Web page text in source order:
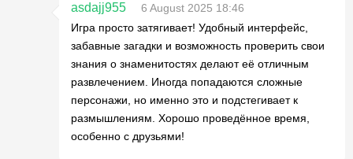
asdajj955
6 August 2025 18:46
Игра просто затягивает! Удобный интерфейс,
забавные загадки и возможность проверить свои
знания о знаменитостях делают её отличным
развлечением. Иногда попадаются сложные
персонажи, но именно это и подстегивает к
размышлениям. Хорошо проведённое время,
особенно с друзьями!